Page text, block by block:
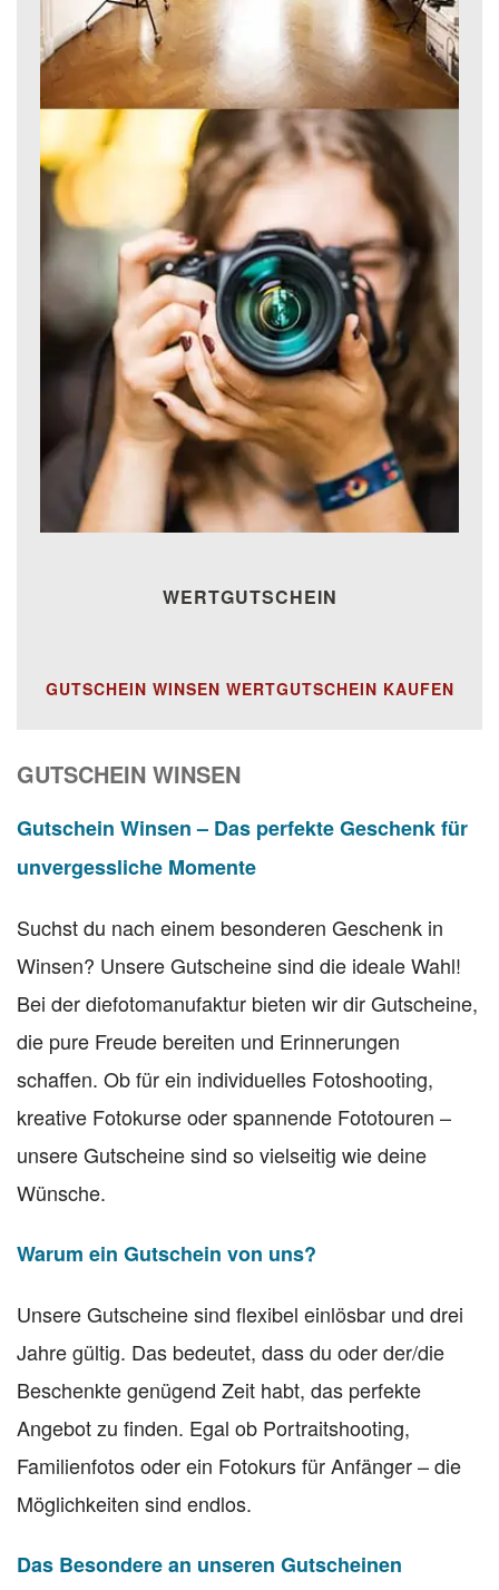
WERTGUTSCHEIN
GUTSCHEIN WINSEN WERTGUTSCHEIN KAUFEN
GUTSCHEIN WINSEN
Gutschein Winsen – Das perfekte Geschenk für
unvergessliche Momente
Suchst du nach einem besonderen Geschenk in
Winsen? Unsere Gutscheine sind die ideale Wahl!
Bei der diefotomanufaktur bieten wir dir Gutscheine,
die pure Freude bereiten und Erinnerungen
schaffen. Ob für ein individuelles Fotoshooting,
kreative Fotokurse oder spannende Fototouren –
unsere Gutscheine sind so vielseitig wie deine
Wünsche.
Warum ein Gutschein von uns?
Unsere Gutscheine sind flexibel einlösbar und drei
Jahre gültig. Das bedeutet, dass du oder der/die
Beschenkte genügend Zeit habt, das perfekte
Angebot zu finden. Egal ob Portraitshooting,
Familienfotos oder ein Fotokurs für Anfänger – die
Möglichkeiten sind endlos.
Das Besondere an unseren Gutscheinen